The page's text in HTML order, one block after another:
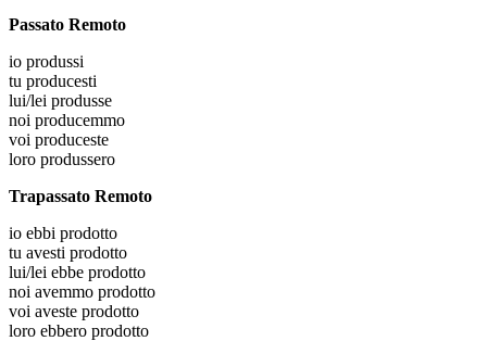
Passato Remoto
io produssi
tu producesti
lui/lei produsse
noi producemmo
voi produceste
loro produssero
Trapassato Remoto
io ebbi prodotto
tu avesti prodotto
lui/lei ebbe prodotto
noi avemmo prodotto
voi aveste prodotto
loro ebbero prodotto